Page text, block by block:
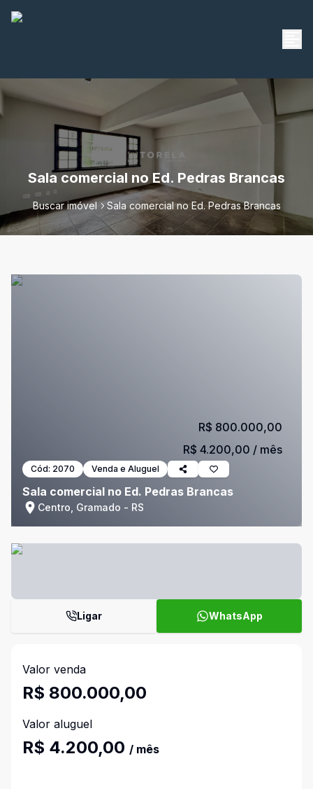
Sala comercial no Ed. Pedras Brancas
Buscar imóvel Sala comercial no Ed. Pedras Brancas
Cód: 2070 Venda e Aluguel
Sala comercial no Ed. Pedras Brancas
Centro, Gramado - RS
R$ 800.000,00
R$ 4.200,00 / mês
Ligar WhatsApp
Valor venda
R$ 800.000,00
Valor aluguel
R$ 4.200,00 / mês